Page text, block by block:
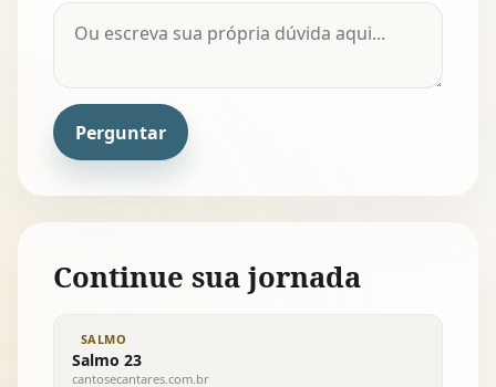
Perguntar
Continue sua jornada
SALMO
Salmo 23
cantosecantares.com.br